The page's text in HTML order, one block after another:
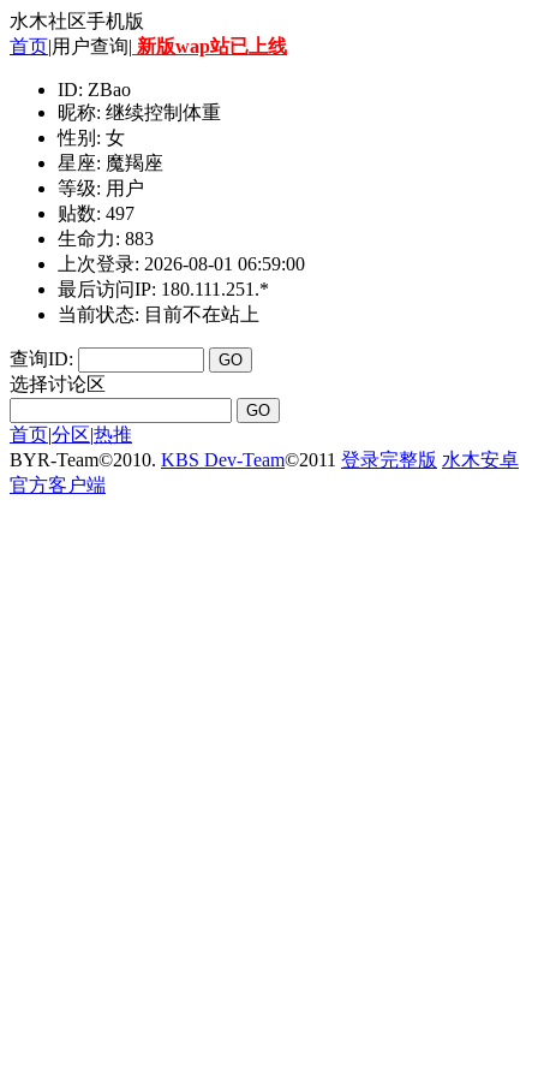
水木社区手机版
首页|用户查询| 新版wap站已上线
ID: ZBao
昵称: 继续控制体重
性别: 女
星座: 魔羯座
等级: 用户
贴数: 497
生命力: 883
上次登录: 2026-08-01 06:59:00
最后访问IP: 180.111.251.*
当前状态: 目前不在站上
查询ID:
选择讨论区
首页|分区|热推
BYR-Team©2010. KBS Dev-Team©2011 登录完整版 水木安卓
官方客户端